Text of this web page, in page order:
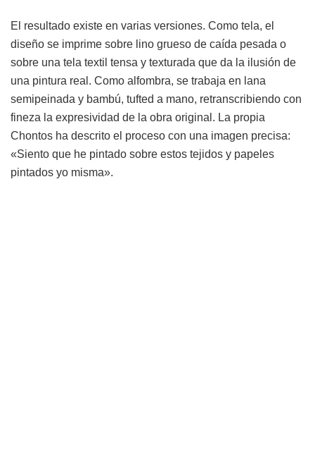
El resultado existe en varias versiones. Como tela, el
diseño se imprime sobre lino grueso de caída pesada o
sobre una tela textil tensa y texturada que da la ilusión de
una pintura real. Como alfombra, se trabaja en lana
semipeinada y bambú, tufted a mano, retranscribiendo con
fineza la expresividad de la obra original. La propia
Chontos ha descrito el proceso con una imagen precisa:
«Siento que he pintado sobre estos tejidos y papeles
pintados yo misma».